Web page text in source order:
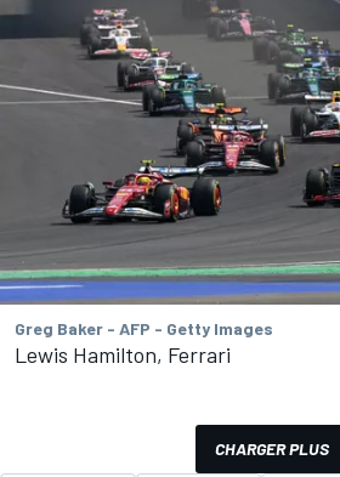
Greg Baker - AFP - Getty Images
Lewis Hamilton, Ferrari
CHARGER PLUS